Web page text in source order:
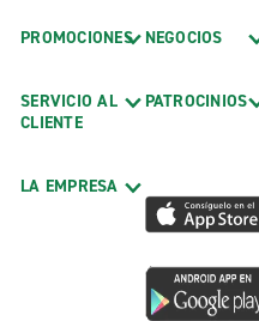
PROMOCIONES
SERVICIO AL
CLIENTE
LA EMPRESA
NEGOCIOS
PATROCINIOS